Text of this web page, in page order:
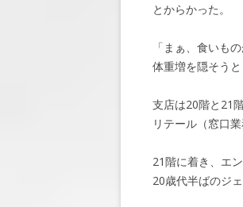
とからかった。
「まぁ、食いも
体重増を隠そうと
支店は20階と21
リテール（窓口
21階に着き、エ
20歳代半ばのジ